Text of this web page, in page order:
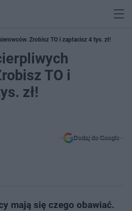
Zrobisz TO i zapłacisz 4 tys. zł!
TO i
zł!
Dodaj do Google
mają się czego obawiać.